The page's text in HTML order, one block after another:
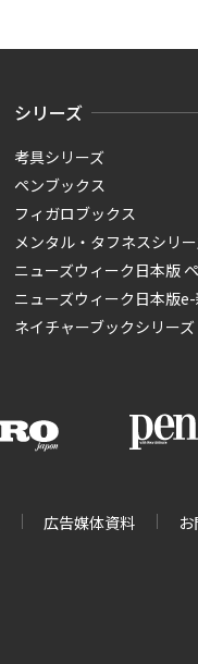
シリーズ
考具シリーズ
ペンブックス
フィガロブックス
メンタル・タフネスシリ
ニューズウィーク日本版
ニューズウィーク日本版
ネイチャーブックシリーズ
広告媒体資料